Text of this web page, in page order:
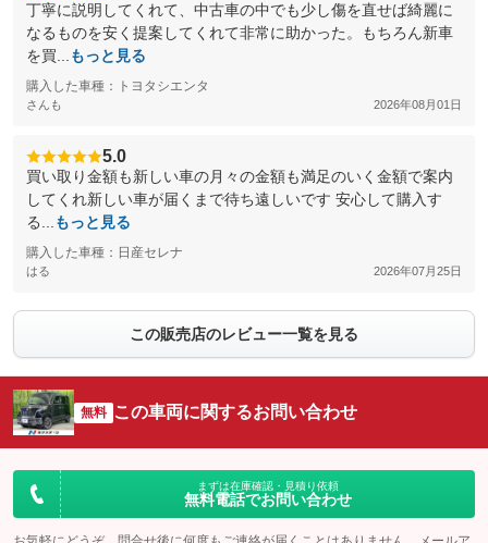
丁寧に説明してくれて、中古車の中でも少し傷を直せば綺麗に
なるものを安く提案してくれて非常に助かった。もちろん新車
を買...
もっと見る
購入した車種：トヨタシエンタ
さんも 2026年08月01日
5.0
買い取り金額も新しい車の月々の金額も満足のいく金額で案内
してくれ新しい車が届くまで待ち遠しいです 安心して購入す
る...
もっと見る
購入した車種：日産セレナ
はる 2026年07月25日
この販売店のレビュー一覧を見る
無料 この車両に関するお問い合わせ
まずは在庫確認・見積り依頼
無料電話でお問い合わせ